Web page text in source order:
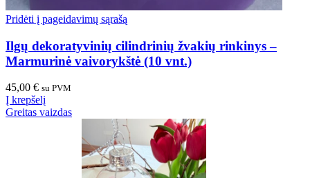
Pridėti į pageidavimų sąrašą
Ilgų dekoratyvinių cilindrinių žvakių rinkinys –
Marmurinė vaivorykštė (10 vnt.)
45,00 € su PVM
Į krepšelį
Greitas vaizdas